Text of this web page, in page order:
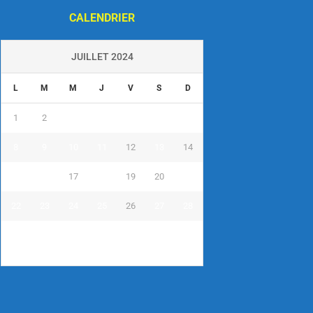
CALENDRIER
JUILLET 2024
L M M J V S D
1 2
12 14
17 19 20
26